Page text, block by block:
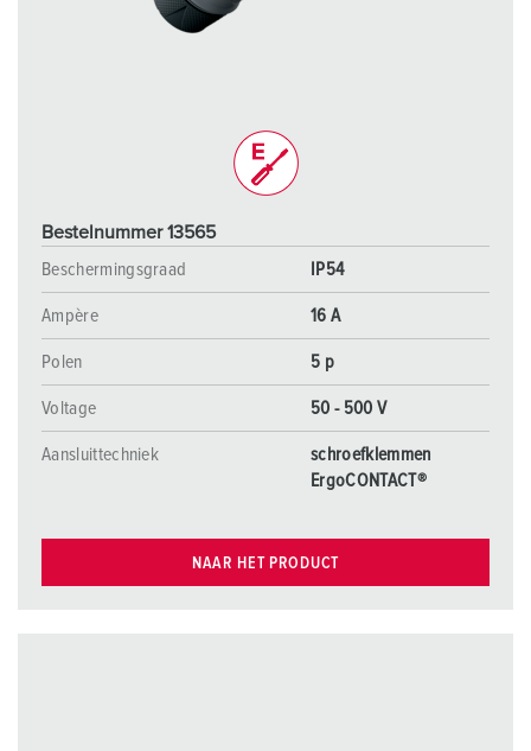
Bestelnummer 13565
Beschermingsgraad
IP54
Ampère 16 A
Polen 5 p
Voltage 50 - 500 V
Aansluittechniek
schroefklemmen
ErgoCONTACT®
NAAR HET PRODUCT